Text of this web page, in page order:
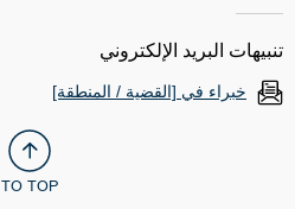
تنبيهات البريد الإلكتروني
خبراء في [القضية / المنطقة]
TO TOP